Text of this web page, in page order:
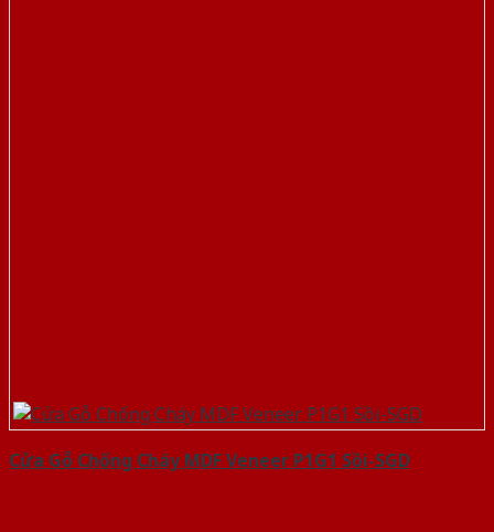
Cửa Gỗ Chống Cháy MDF Veneer P1G1 Sồi-SGD